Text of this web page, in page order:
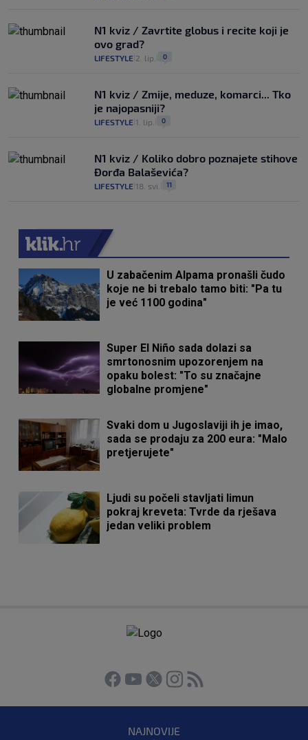
N1 kviz / Zavrtite globus i recite koji je
ovo grad?
LIFESTYLE 2. lip. 0
N1 kviz / Zmije, meduze, komarci... Tko
je najopasniji?
LIFESTYLE 1. lip. 0
N1 kviz / Koliko dobro poznajete stihove
Đorđa Balaševića?
LIFESTYLE 18. svi. 11
U zabačenim Alpama pronašli čudo
koje ne bi trebalo tamo biti: "Pa tu
je već 1100 godina"
Super El Niño sada dolazi sa
smrtonosnim upozorenjem na
opaku bolest: "To su značajne
globalne promjene"
Svaki dom u Jugoslaviji ih je imao,
sada se prodaju za 200 eura: "Malo
pretjerujete"
Ljudi su počeli stavljati limun
pokraj kreveta: Tvrde da rješava
jedan veliki problem
NAJNOVIJE